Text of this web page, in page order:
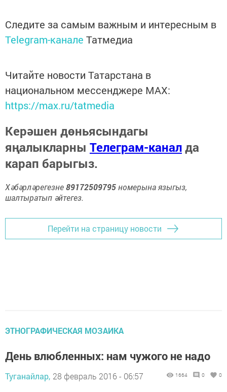
Следите за самым важным и интересным в
Telegram-канале Татмедиа
Читайте новости Татарстана в
национальном мессенджере MАХ:
https://max.ru/tatmedia
Керәшен дөньясындагы
яңалыкларны Телеграм-каналда
карап барыгыз.
Хәбәрләрегезне89172509795номерына языгыз,
шалтыратып әйтегез.
Перейти на страницу новости
ЭТНОГРАФИЧЕСКАЯ МОЗАИКА
День влюбленных: нам чужого не надо
Туганайлар, 28 февраль 2016 - 06:57 1664 0 0